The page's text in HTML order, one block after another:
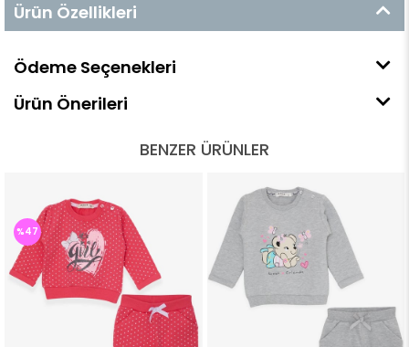
Ürün Özellikleri
Ödeme Seçenekleri
Ürün Önerileri
BENZER ÜRÜNLER
%47